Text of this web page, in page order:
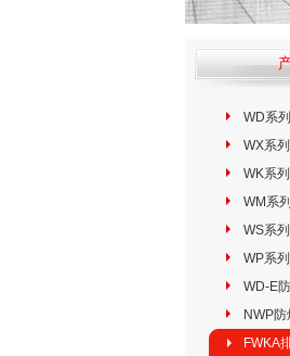
WD系列
WX系列
WK系列
WM系列
WS系列
WP系列
WD-E
NWP防
FWKA